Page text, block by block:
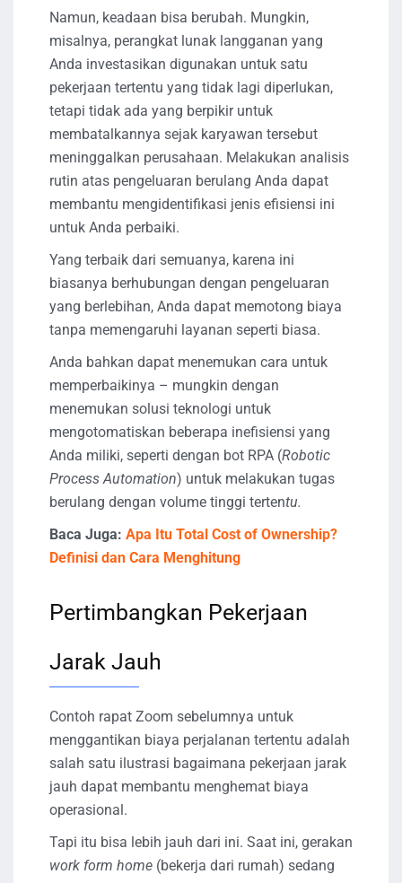
Namun, keadaan bisa berubah. Mungkin,
misalnya, perangkat lunak langganan yang
Anda investasikan digunakan untuk satu
pekerjaan tertentu yang tidak lagi diperlukan,
tetapi tidak ada yang berpikir untuk
membatalkannya sejak karyawan tersebut
meninggalkan perusahaan. Melakukan analisis
rutin atas pengeluaran berulang Anda dapat
membantu mengidentifikasi jenis efisiensi ini
untuk Anda perbaiki.
Yang terbaik dari semuanya, karena ini
biasanya berhubungan dengan pengeluaran
yang berlebihan, Anda dapat memotong biaya
tanpa memengaruhi layanan seperti biasa.
Anda bahkan dapat menemukan cara untuk
memperbaikinya – mungkin dengan
menemukan solusi teknologi untuk
mengotomatiskan beberapa inefisiensi yang
Anda miliki, seperti dengan bot RPA (Robotic
Process Automation) untuk melakukan tugas
berulang dengan volume tinggi tertentu.
Baca Juga: Apa Itu Total Cost of Ownership?
Definisi dan Cara Menghitung
Pertimbangkan Pekerjaan
Jarak Jauh
Contoh rapat Zoom sebelumnya untuk
menggantikan biaya perjalanan tertentu adalah
salah satu ilustrasi bagaimana pekerjaan jarak
jauh dapat membantu menghemat biaya
operasional.
Tapi itu bisa lebih jauh dari ini. Saat ini, gerakan
work form home (bekerja dari rumah) sedang